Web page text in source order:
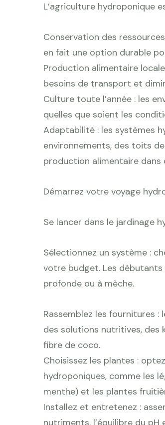
L’agriculture hydroponique
Conservation des
en fait une option durable
Production alimentaire
besoins de transport et
Culture toute l’année : les
quelles que soient les
Adaptabilité : les systèmes
environnements, des toits
production alimentaire dans
Démarrez votre voyage
Se lancer dans le jardinage
Sélectionnez un système :
votre budget. Les
profonde ou à mèche.
Rassemblez les fournitures
des solutions nutritives,
fibre de coco.
Choisissez les plantes :
hydroponiques, comme les
menthe) et les plantes
Installez et entretenez :